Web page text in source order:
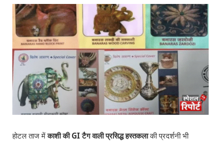
होटल ताज मेंकाशी की GI टैग वाली प्रसिद्ध हस्तकलाकी प्रदर्शनी भी